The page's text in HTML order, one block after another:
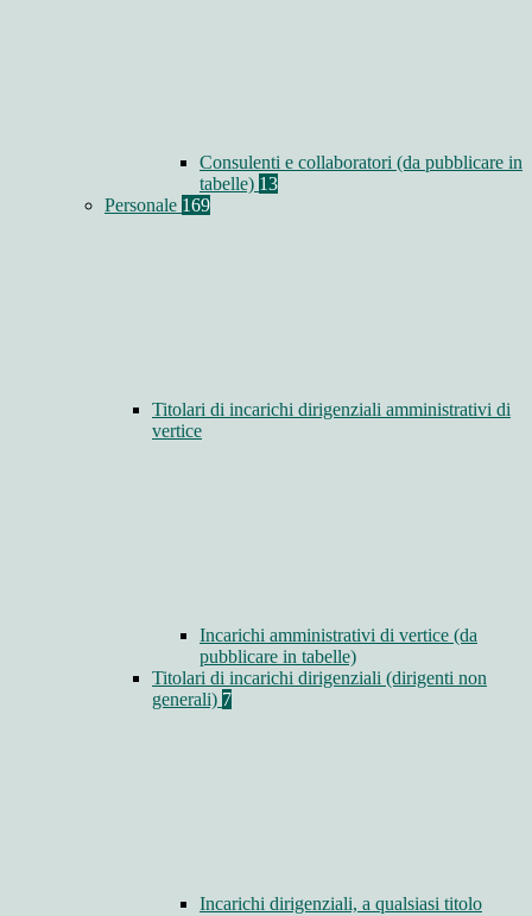
Consulenti e collaboratori (da pubblicare in
tabelle) 13
Personale 169
Titolari di incarichi dirigenziali amministrativi di
vertice
Incarichi amministrativi di vertice (da
pubblicare in tabelle)
Titolari di incarichi dirigenziali (dirigenti non
generali) 7
Incarichi dirigenziali, a qualsiasi titolo